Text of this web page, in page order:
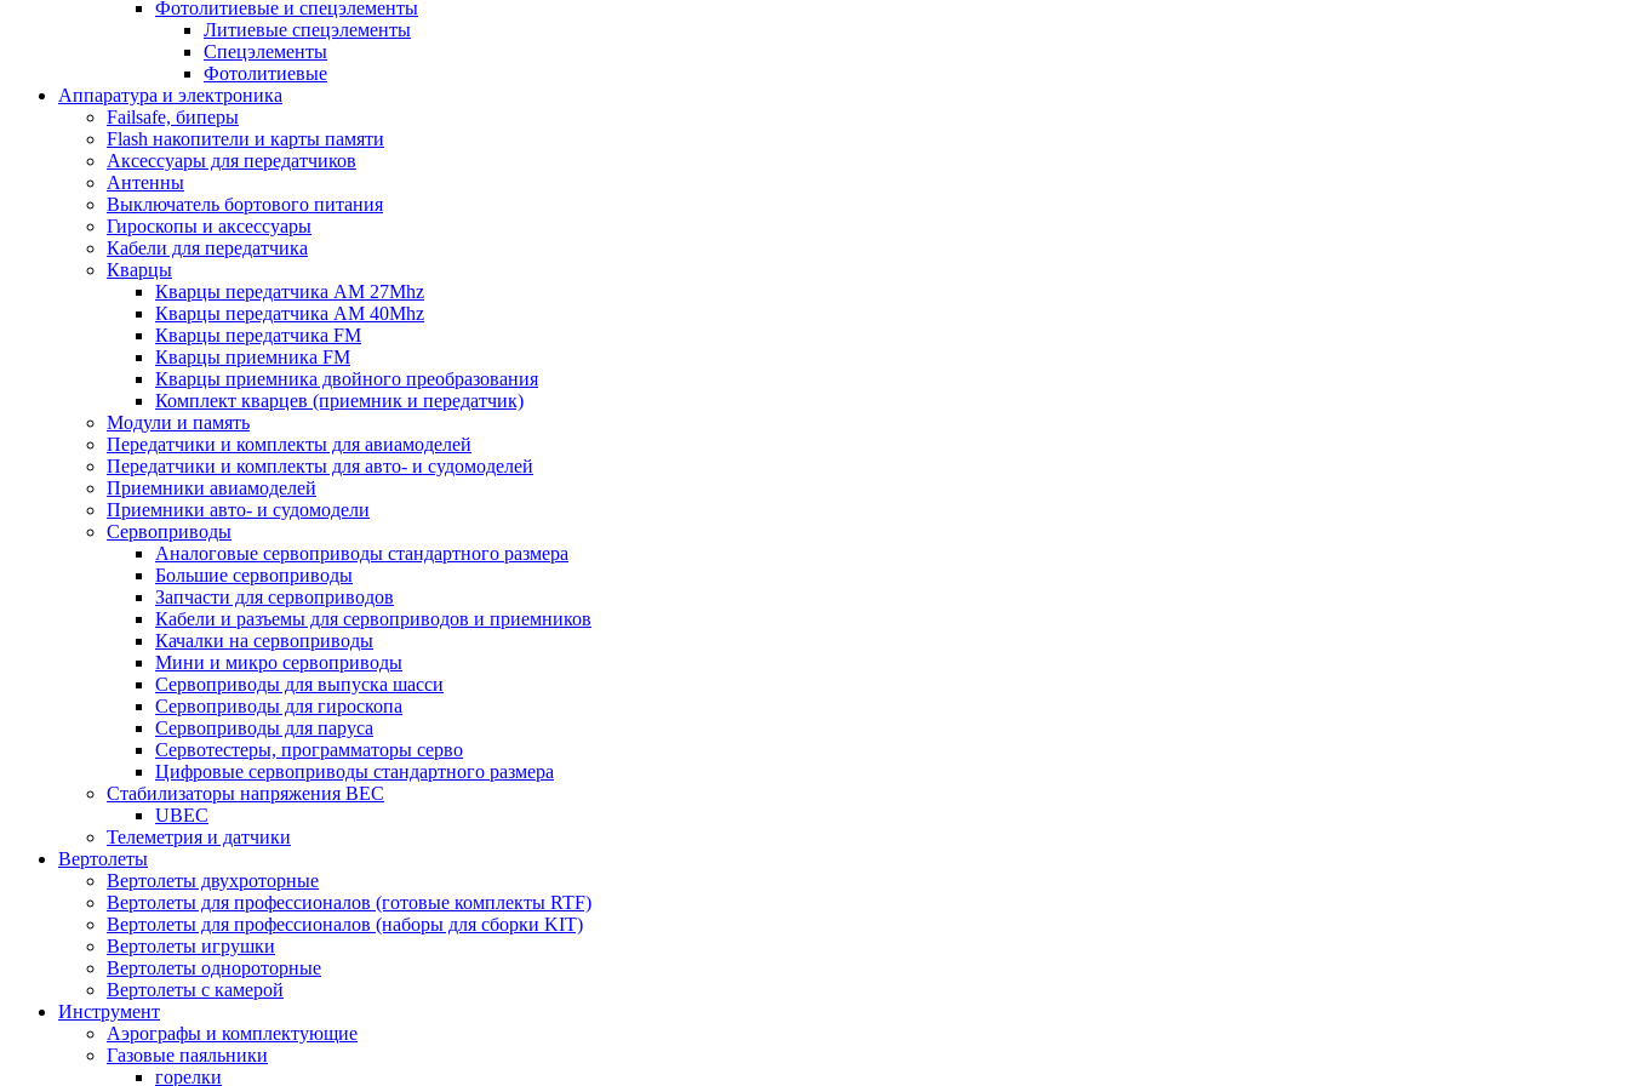
Фотолитиевые и спецэлементы
Литиевые спецэлементы
Спецэлементы
Фотолитиевые
Аппаратура и электроника
Failsafe, биперы
Flash накопители и карты памяти
Аксессуары для передатчиков
Антенны
Выключатель бортового питания
Гироскопы и аксессуары
Кабели для передатчика
Кварцы
Кварцы передатчика AM 27Mhz
Кварцы передатчика AM 40Mhz
Кварцы передатчика FM
Кварцы приемника FM
Кварцы приемника двойного преобразования
Комплект кварцев (приемник и передатчик)
Модули и память
Передатчики и комплекты для авиамоделей
Передатчики и комплекты для авто- и судомоделей
Приемники авиамоделей
Приемники авто- и судомодели
Сервоприводы
Аналоговые сервоприводы стандартного размера
Большие сервоприводы
Запчасти для сервоприводов
Кабели и разъемы для сервоприводов и приемников
Качалки на сервоприводы
Мини и микро сервоприводы
Сервоприводы для выпуска шасси
Сервоприводы для гироскопа
Сервоприводы для паруса
Сервотестеры, программаторы серво
Цифровые сервоприводы стандартного размера
Стабилизаторы напряжения BEC
UBEC
Телеметрия и датчики
Вертолеты
Вертолеты двухроторные
Вертолеты для профессионалов (готовые комплекты RTF)
Вертолеты для профессионалов (наборы для сборки KIT)
Вертолеты игрушки
Вертолеты однороторные
Вертолеты с камерой
Инструмент
Аэрографы и комплектующие
Газовые паяльники
горелки